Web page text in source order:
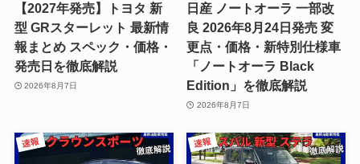
【2027年発売】トヨタ 新
型 GRスターレット 最新情
報まとめ スペック・価格・
発売日を徹底解説
2026年8月7日
日産 ノートオーラ 一部改
良 2026年8月24日発売 変
更点・価格・新特別仕様車
「ノートオーラ Black
Edition」を徹底解説
2026年8月7日